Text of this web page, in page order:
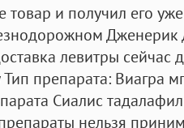
товар и получил его
Дженерик
левитры сейчас
препарата: Виагра
Сиалис
нельзя